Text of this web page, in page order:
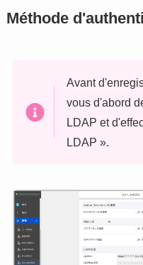
Méthode
Avant
vous d'abord
LDAP et
LDAP ».